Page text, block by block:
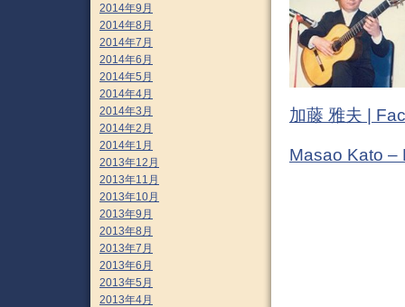
加藤 雅夫 |
Masao Kato –
2014年9月
2014年8月
2014年7月
2014年6月
2014年5月
2014年4月
2014年3月
2014年2月
2014年1月
2013年12月
2013年11月
2013年10月
2013年9月
2013年8月
2013年7月
2013年6月
2013年5月
2013年4月